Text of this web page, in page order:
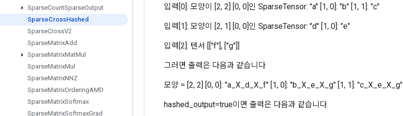
SparseCountSparseOutput
SparseCrossHashed
SparseCrossV2
SparseMatrixAdd
SparseMatrixMatMul
SparseMatrixMul
SparseMatrixNNZ
SparseMatrixOrderingAMD
SparseMatrixSoftmax
SparseMatrixSoftmaxGrad
입력[0]: 모양이 [2, 2] [0, 0]인 SparseTensor: "a" [1, 0]: "b" [1, 1]: "c"
입력[1]: 모양이 [2, 1] [0, 0]인 SparseTensor: "d" [1, 0]: "e"
입력[2]: 텐서 [["f"], ["g"]]
그러면 출력은 다음과 같습니다
모양 = [2, 2] [0, 0]: "a_X_d_X_f" [1, 0]: "b_X_e_X_g" [1, 1]: "c_X_e_X_g"
hashed_output=true이면 출력은 다음과 같습니다.